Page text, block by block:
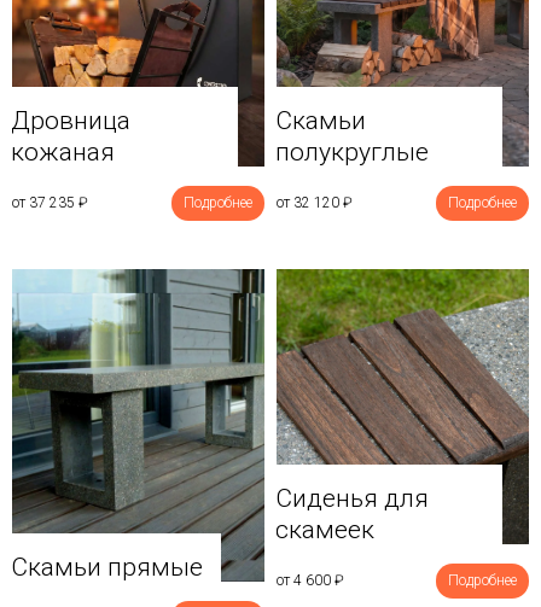
Дровница
кожаная
от 37 235 ₽ Подробнее
Скамьи
полукруглые
от 32 120 ₽ Подробнее
Скамьи прямые
Сиденья для
скамеек
от 4 600 ₽ Подробнее